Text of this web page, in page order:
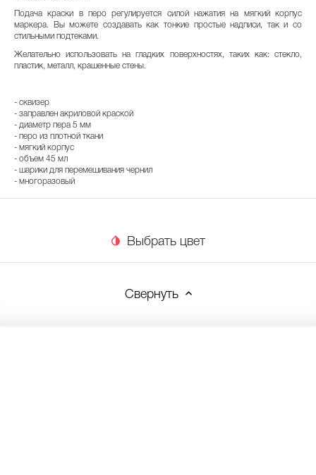
Подача краски в перо регулируется силой нажатия на мягкий корпус
маркера. Вы можете создавать как тонкие простые надписи, так и со
стильными подтеками.
Желательно использовать на гладких поверхностях, таких как: стекло,
пластик, металл, крашенные стены.
- сквизер
- заправлен акриловой краской
- диаметр пера 5 мм
- перо из плотной ткани
- мягкий корпус
- объем 45 мл
- шарики для перемешивания чернил
- многоразовый
Выбрать цвет
Свернуть